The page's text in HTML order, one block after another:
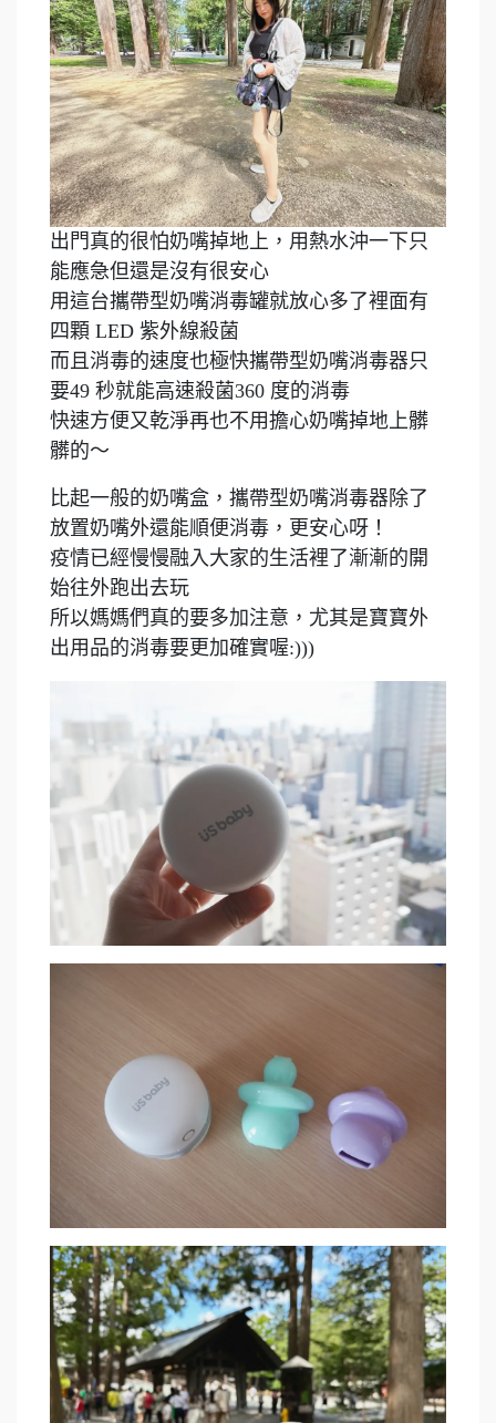
出門真的很怕奶嘴掉地上，用熱水沖一下只
能應急但還是沒有很安心
用這台攜帶型奶嘴消毒罐就放心多了裡面有
四顆 LED 紫外線殺菌
而且消毒的速度也極快攜帶型奶嘴消毒器只
要49 秒就能高速殺菌360 度的消毒
快速方便又乾淨再也不用擔心奶嘴掉地上髒
髒的～
比起一般的奶嘴盒，攜帶型奶嘴消毒器除了
放置奶嘴外還能順便消毒，更安心呀！
疫情已經慢慢融入大家的生活裡了漸漸的開
始往外跑出去玩
所以媽媽們真的要多加注意，尤其是寶寶外
出用品的消毒要更加確實喔:)))